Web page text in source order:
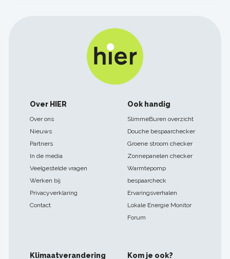
Footer
navigatie
Over HIER
Over ons
Nieuws
Partners
In de media
Veelgestelde vragen
Werken bij
Privacyverklaring
Contact
Ook handig
SlimmeBuren overzicht
Douche bespaarchecker
Groene stroom checker
Zonnepanelen checker
Warmtepomp
bespaarcheck
Ervaringsverhalen
Lokale Energie Monitor
Forum
Klimaatverandering Kom je ook?